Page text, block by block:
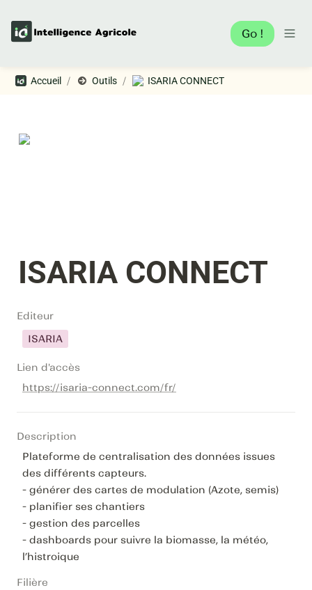
Go !
Accueil / Outils / ISARIA CONNECT
ISARIA CONNECT
Editeur
ISARIA
Lien d'accès
https://isaria-connect.com/fr/
Description
Plateforme de centralisation des données issues
des différents capteurs.
- générer des cartes de modulation (Azote, semis)
- planifier ses chantiers
- gestion des parcelles
- dashboards pour suivre la biomasse, la météo,
l’histroique
Filière